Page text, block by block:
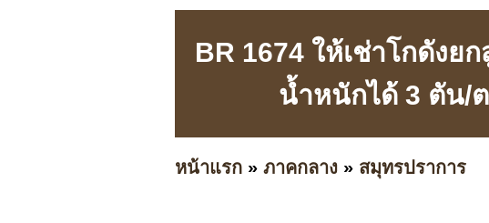
BR 1674 ให้เช่าโกดัง
น้ำหนักได้ 3 ตัน/ต
หน้าแรก » ภาคกลาง » สมุทรปราการ